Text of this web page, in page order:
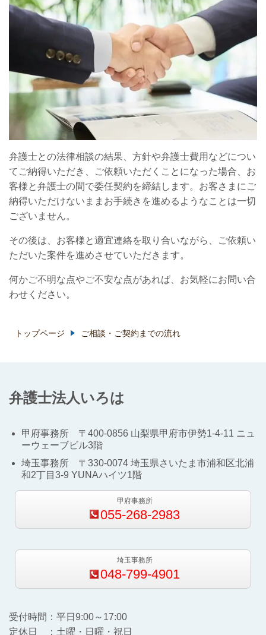
弁護士との法律相談の結果、方針や弁護士費用などについ
てご納得いただき、ご依頼いただくことになった場合、お
客様と弁護士の間で委任契約を締結します。お客さまにご
納得いただけないままお手続きを進めるようなことは一切
ございません。
その後は、お客様と適宜連絡を取り合いながら、ご依頼い
ただいた案件を進めさせていただきます。
何かご不明な点やご不安な点があれば、お気軽にお問い合
わせください。
トップページ ご相談・ご契約までの流れ
弁護士法人いろは
甲府事務所 〒 400-0856 山梨県甲府市伊勢1-4-11 ニュ
ーウェーブビル3階
埼玉事務所 〒 330-0074 埼玉県さいたま市浦和区北浦
和2丁目 3-9 YUNAハイツ1階
甲府事務所
055-268-2983
埼玉事務所
048-799-4901
受付時間：平日9:00～17:00
定休日 ：土曜・日曜・祝日